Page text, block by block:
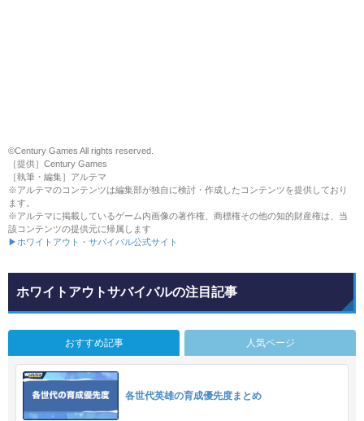
©Century Games All rights reserved.
［提供］Century Games
［執筆・編集］アルテマ
※アルテマのコンテンツは編集部が独自に検討・作成したコンテンツを提供しており
ます。
※アルテマに掲載しているゲーム内画像の著作権、商標権その他の知的財産権は、当
該コンテンツの提供元に帰属します
▶ホワイトアウト・サバイバル公式サイト
ホワイトアウトサバイバルの注目記事
おすすめ記事 人気ページ
各世代英雄の育成優先度まとめ